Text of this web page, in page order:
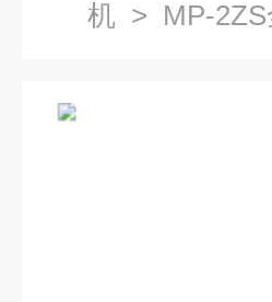
机 > MP-2ZS